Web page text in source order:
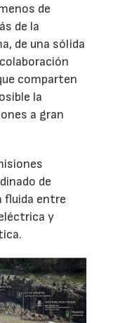
de
de la
de una sólida
comparten
la
a gran
de
fluida entre
y